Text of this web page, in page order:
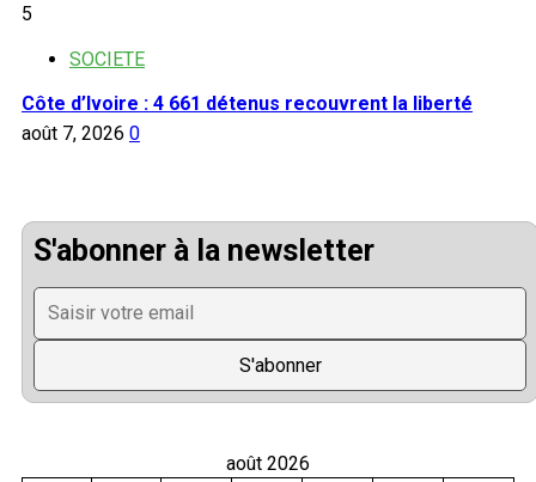
5
SOCIETE
Côte d’Ivoire : 4 661 détenus recouvrent la liberté
août 7, 2026 0
S'abonner à la newsletter
août 2026